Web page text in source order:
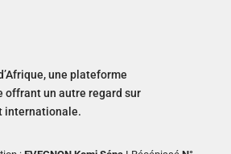
une plateforme
offrant un autre regard sur
internationale.